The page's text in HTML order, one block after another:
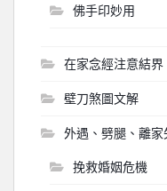
佛手印妙用
在家念經注意結界
壁刀煞圖文解
外遇、劈腿、離家
挽救婚姻危機